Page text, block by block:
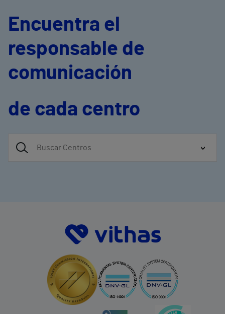
Encuentra el
responsable de
comunicación
de cada centro